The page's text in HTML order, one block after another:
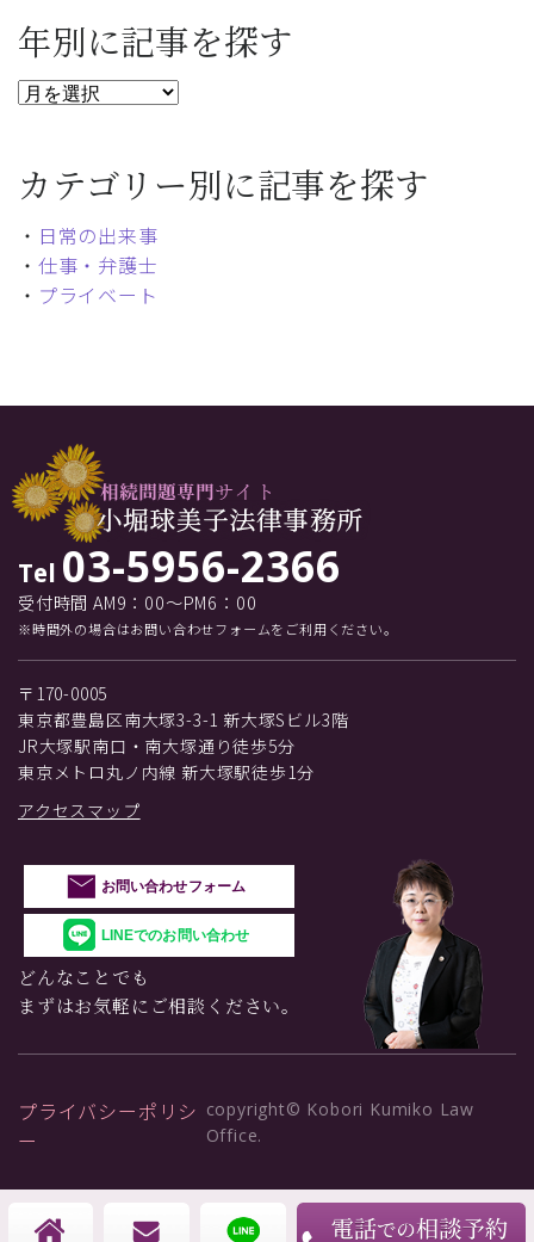
年別に記事を探す
カテゴリー別に記事を探す
・ 日常の出来事
・ 仕事・弁護士
・ プライベート
Tel 03-5956-2366
受付時間 AM9：00～PM6：00
※時間外の場合はお問い合わせフォームをご利用ください。
〒170-0005
東京都豊島区南大塚3-3-1 新大塚Sビル3階
JR大塚駅南口・南大塚通り徒歩5分
東京メトロ丸ノ内線 新大塚駅徒歩1分
アクセスマップ
お問い合わせフォーム
LINEでのお問い合わせ
どんなことでも
まずはお気軽にご相談ください。
プライバシーポリシ
ー
copyright© Kobori Kumiko Law
Office.